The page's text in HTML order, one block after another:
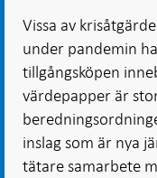
Vissa av
under pandemin
tillgångsköpen
värdepapper är
inslag som är nya
tätare samarbete